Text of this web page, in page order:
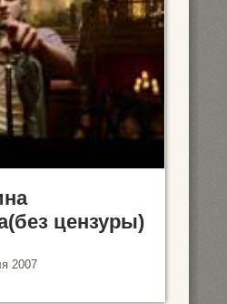
цензуры)
2007